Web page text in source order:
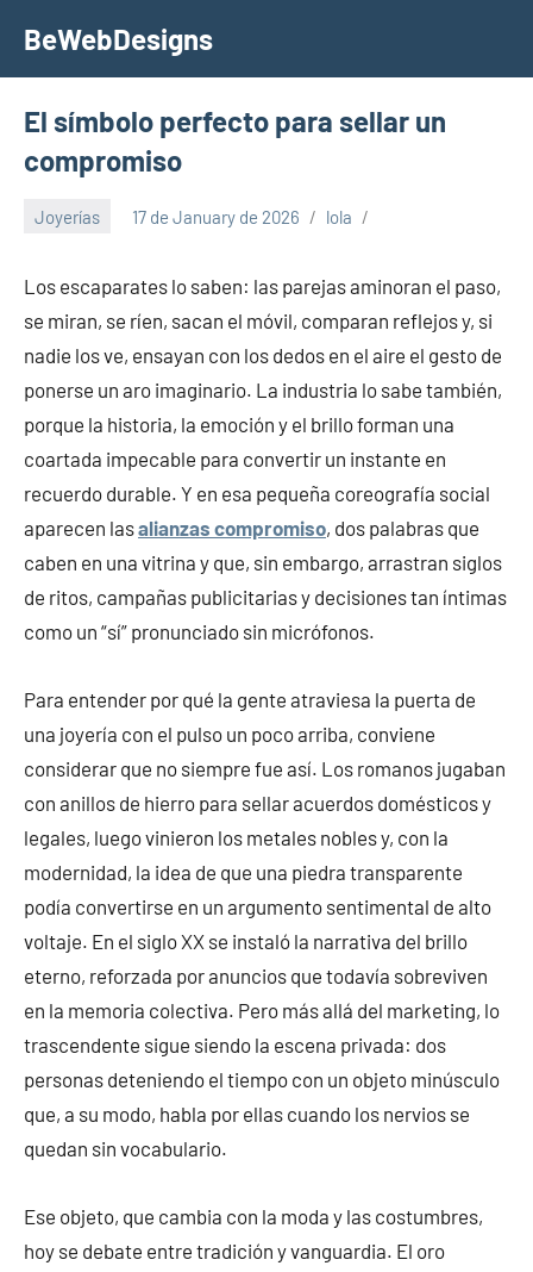
content
BeWebDesigns
El símbolo perfecto para sellar un
compromiso
Joyerías 17 de January de 2026 lola
Los escaparates lo saben: las parejas aminoran el paso,
se miran, se ríen, sacan el móvil, comparan reflejos y, si
nadie los ve, ensayan con los dedos en el aire el gesto de
ponerse un aro imaginario. La industria lo sabe también,
porque la historia, la emoción y el brillo forman una
coartada impecable para convertir un instante en
recuerdo durable. Y en esa pequeña coreografía social
aparecen lasalianzas compromiso, dos palabras que
caben en una vitrina y que, sin embargo, arrastran siglos
de ritos, campañas publicitarias y decisiones tan íntimas
como un “sí” pronunciado sin micrófonos.
Para entender por qué la gente atraviesa la puerta de
una joyería con el pulso un poco arriba, conviene
considerar que no siempre fue así. Los romanos jugaban
con anillos de hierro para sellar acuerdos domésticos y
legales, luego vinieron los metales nobles y, con la
modernidad, la idea de que una piedra transparente
podía convertirse en un argumento sentimental de alto
voltaje. En el siglo XX se instaló la narrativa del brillo
eterno, reforzada por anuncios que todavía sobreviven
en la memoria colectiva. Pero más allá del marketing, lo
trascendente sigue siendo la escena privada: dos
personas deteniendo el tiempo con un objeto minúsculo
que, a su modo, habla por ellas cuando los nervios se
quedan sin vocabulario.
Ese objeto, que cambia con la moda y las costumbres,
hoy se debate entre tradición y vanguardia. El oro